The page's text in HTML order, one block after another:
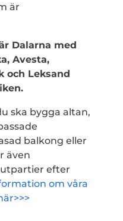
är
Dalarna med
Avesta,
och Leksand
ska bygga altan,
balkong eller
även
efter
om våra